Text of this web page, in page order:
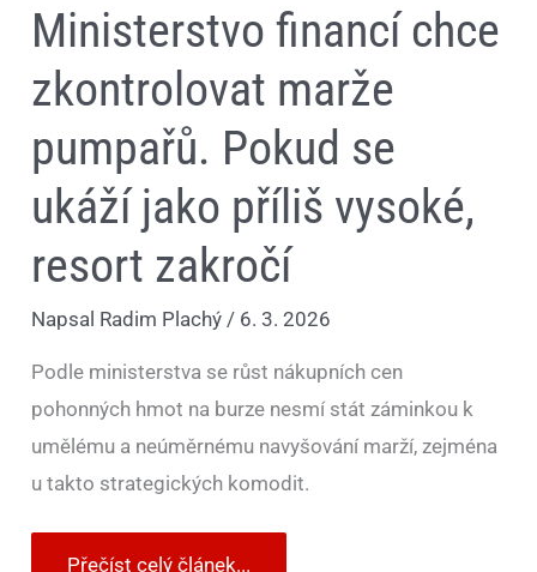
Ministerstvo financí chce
zkontrolovat marže
pumpařů. Pokud se
ukáží jako příliš vysoké,
resort zakročí
Napsal Radim Plachý / 6. 3. 2026
Podle ministerstva se růst nákupních cen
pohonných hmot na burze nesmí stát záminkou k
umělému a neúměrnému navyšování marží, zejména
u takto strategických komodit.
Přečíst celý článek...